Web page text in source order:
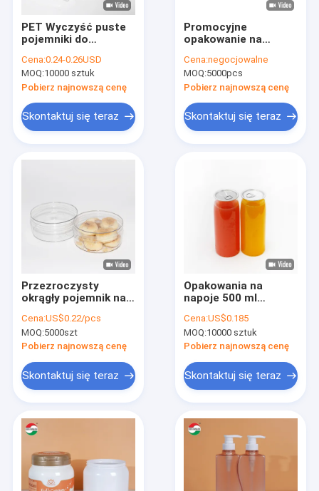
O nas
PET Wyczyść puste
pojemniki do
BPA Plastikowy
kwadratowy słoik z
zakrętką
Cena:0.24-0.26USD
MOQ:10000 sztuk
Pobierz najnowszą cenę
Skontaktuj się teraz
Promocyjne
opakowanie na
Przezroczyste
plastikowe zwierzę
Słoiki z nakrętką PE
100 mm
Cena:negocjowalne
MOQ:5000pcs
Pobierz najnowszą cenę
Skontaktuj się teraz
Przezroczysty
okrągły pojemnik na
sztucznego PET z
przezroczystą
pokrywką
Cena:US$0.22/pcs
MOQ:5000szt
Pobierz najnowszą cenę
Skontaktuj się teraz
Opakowania na
napoje 500 ml
może opróżniać
plastikowe butelki
PET
Cena:US$0.185
MOQ:10000 sztuk
Pobierz najnowszą cenę
Skontaktuj się teraz